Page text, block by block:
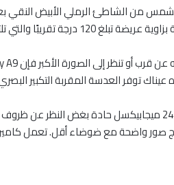
المشهد بأكمله بطريقة أقل تنظيماً.
تظل العدسة الرئيسية للهاتف 24 ميجابيكسل